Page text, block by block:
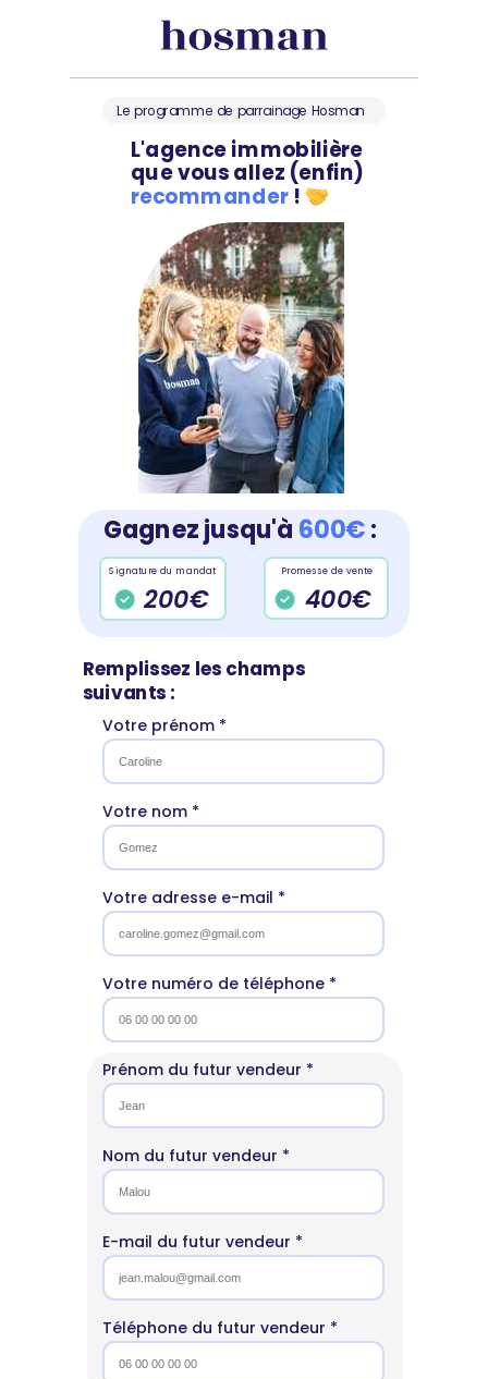
Votre prénom *
Votre nom *
Votre adresse e-mail *
Votre numéro de téléphone *
Prénom du futur vendeur *
Nom du futur vendeur *
E-mail du futur vendeur *
Téléphone du futur vendeur *
L'agence immobilière
que vous allez (enfin)
recommander!
Le programme de parrainage Hosman
Remplissez les champs
suivants :
Gagnez jusqu'à 600€:
Signature du mandat
200€
Promesse de vente
400€